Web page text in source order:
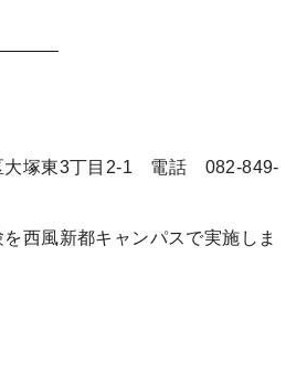
大塚東3丁目2-1 電話 082-849-
西風新都キャンパスで実施しま